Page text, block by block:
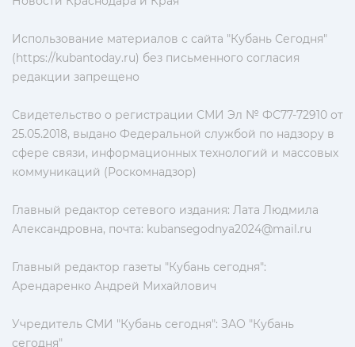
Использование материалов с сайта "Кубань Сегодня"
(https://kubantoday.ru) без письменного согласия
редакции запрещено
Свидетельство о регистрации СМИ Эл № ФС77-72910 от
25.05.2018, выдано Федеральной службой по надзору в
сфере связи, информационных технологий и массовых
коммуникаций (Роскомнадзор)
Главный редактор сетевого издания: Лата Людмила
Александровна, почта: kubansegodnya2024@mail.ru
Главный редактор газеты "Кубань сегодня":
Арендаренко Андрей Михайлович
Учредитель СМИ "Кубань сегодня": ЗАО "Кубань
сегодня"